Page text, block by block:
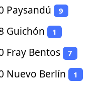
Paysandú 9
Guichón 1
Fray Bentos 7
Nuevo Berlín 1